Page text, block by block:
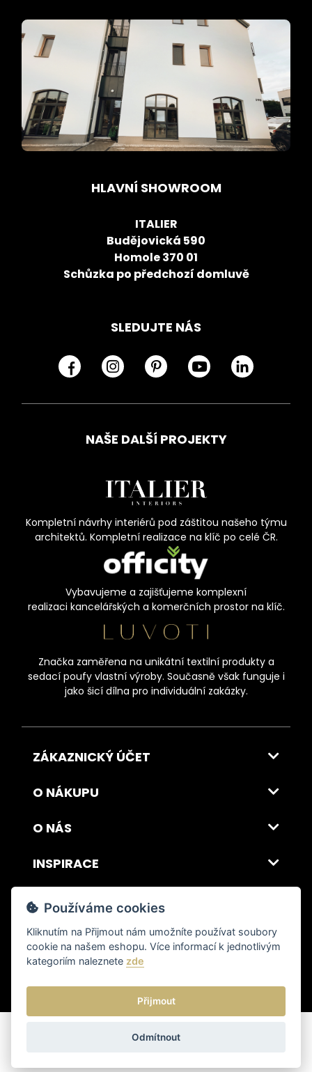
HLAVNÍ SHOWROOM
ITALIER
Budějovická 590
Homole 370 01
Schůzka po předchozí domluvě
SLEDUJTE NÁS
NAŠE DALŠÍ PROJEKTY
Kompletní návrhy interiérů pod záštitou našeho týmu
architektů. Kompletní realizace na klíč po celé ČR.
Vybavujeme a zajišťujeme komplexní
realizaci kancelářských a komerčních prostor na klíč.
Značka zaměřena na unikátní textilní produkty a
sedací poufy vlastní výroby. Současně však funguje i
jako šicí dílna pro individuální zakázky.
ZÁKAZNICKÝ ÚČET
O NÁKUPU
O NÁS
INSPIRACE
DOPRAVA A PLATBA
© 2026 ITALSKY INTERIER s.r.o. Vytvořilo INIZIO Internet Media s.r.o.|
nastavení cookies
Používáme cookies
Kliknutím na Přijmout nám umožníte používat soubory
cookie na našem eshopu. Více informací k jednotlivým
kategoriím naleznete zde
Přijmout
Odmítnout